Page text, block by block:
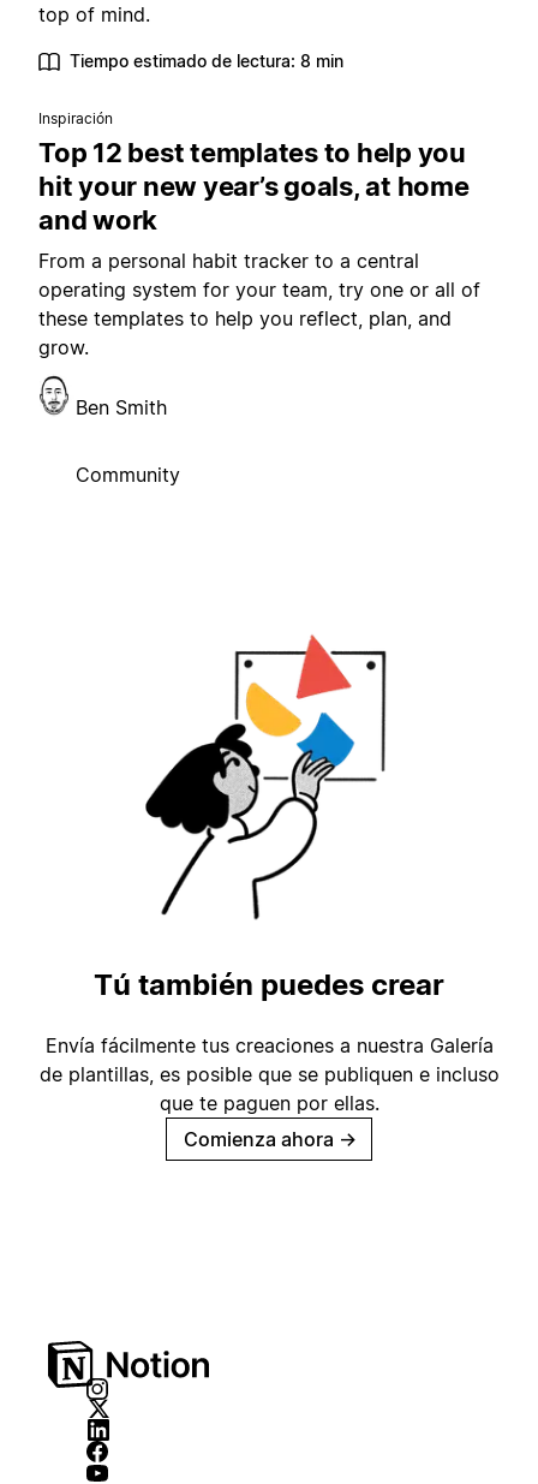
top of mind.
Tiempo estimado de lectura: 8 min
Inspiración
Top 12 best templates to help you
hit your new year’s goals, at home
and work
From a personal habit tracker to a central
operating system for your team, try one or all of
these templates to help you reflect, plan, and
grow.
Ben Smith
Community
Tú también puedes crear
Envía fácilmente tus creaciones a nuestra Galería
de plantillas, es posible que se publiquen e incluso
que te paguen por ellas.
Comienza ahora →